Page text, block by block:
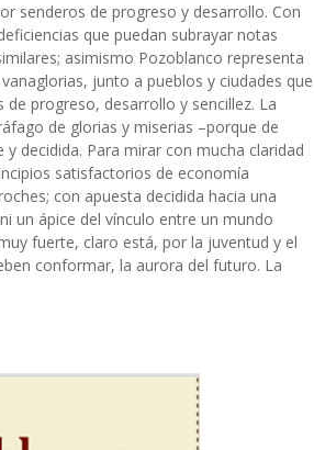
senderos de progreso y desarrollo. Con
que puedan subrayar notas
asimismo Pozoblanco representa
junto a pueblos y ciudades que
progreso, desarrollo y sencillez. La
de glorias y miserias –porque de
decidida. Para mirar con mucha claridad
satisfactorios de economía
con apuesta decidida hacia una
un ápice del vínculo entre un mundo
fuerte, claro está, por la juventud y el
conformar, la aurora del futuro. La